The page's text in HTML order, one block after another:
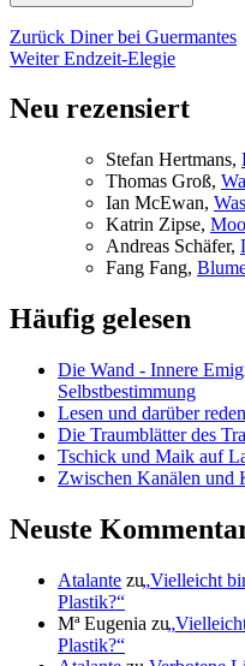
Beitragsnavigation
Zurück Vorheriger
Beitrag:
Diner bei Guermantes
Weiter Nächster
Endzeit-Elegie
Neu rezensiert
Ste­fan Hertmans,
Tho­mas Groß,
Ian McE­wan,
Kat­rin Zip­se,
An­dre­as Schä­fer,
Fang Fang,
Häufig gelesen
Die Wand - Innere
Selbstbestimmung
Lesen und darüber
Die Traumblätter des
Tschick und Maik auf
Zwischen Kanälen und
Neuste
Atalante zu
„Vielleicht
Plastik?“
Mª Eugenia zu
„
Plastik?“